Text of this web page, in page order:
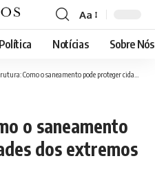
Font
Resizer
Aa
Política Notícias Sobre Nós
Como o saneamento pode proteger cidades dos extremos climáticos
o saneamento
dos extremos